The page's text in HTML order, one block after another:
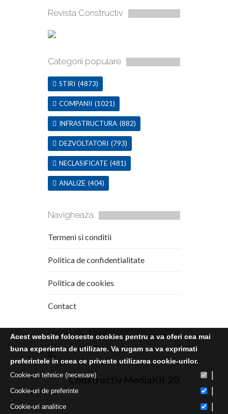
Revista Constructiv
Categorii populare
STIRI (4873)
COMPANII (1021)
INFRASTRUCTURA (882)
DEZVOLTATORI (793)
NECLASIFICATE (481)
ANALIZE (404)
Navigheaza
Termeni si conditii
Politica de confidentialitate
Politica de cookies
Contact
Media Kit
Constructiv MediaKit 2020
Acest website foloseste cookies pentru a va oferi cea mai
buna experienta de utilizare. Va rugam sa va exprimati
preferintele in ceea ce priveste utilizarea cookie-urilor.
Cookie-uri tehnice (necesare)
Cookie-uri de preferinte
Cookie-uri analitice